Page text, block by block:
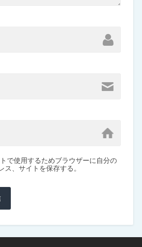
で使用するためブラウザーに自分の
ス、サイトを保存する。